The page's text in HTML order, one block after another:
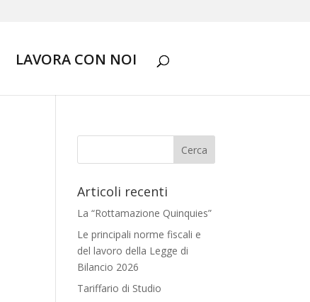
LAVORA CON NOI
Articoli recenti
La “Rottamazione Quinquies”
Le principali norme fiscali e
del lavoro della Legge di
Bilancio 2026
Tariffario di Studio